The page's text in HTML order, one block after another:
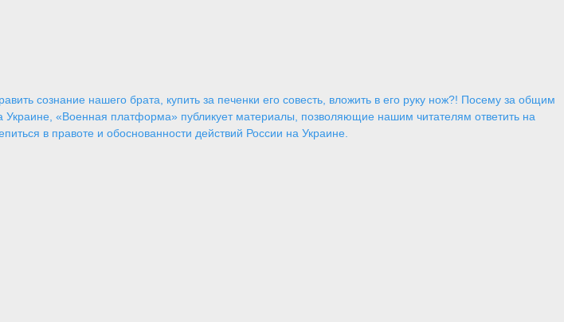
сознание нашего брата, купить за печенки его совесть, вложить в его руку нож?! Посему за общим
«Военная платформа» публикует материалы, позволяющие нашим читателям ответить на
в правоте и обоснованности действий России на Украине.